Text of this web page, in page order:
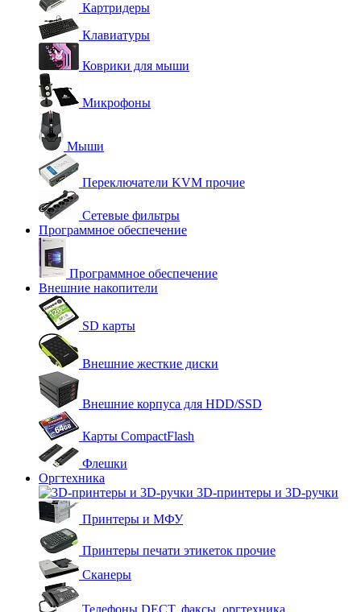
Картридеры
Клавиатуры
Коврики для мыши
Микрофоны
Мыши
Переключатели KVM прочие
Сетевые фильтры
Программное обеспечение
Программное обеспечение
Внешние накопители
SD карты
Внешние жесткие диски
Внешние корпуса для HDD/SSD
Карты CompactFlash
Флешки
Оргтехника
3D-принтеры и 3D-ручки
Принтеры и МФУ
Принтеры печати этикеток прочие
Сканеры
Телефоны DECT, факсы, оргтехника